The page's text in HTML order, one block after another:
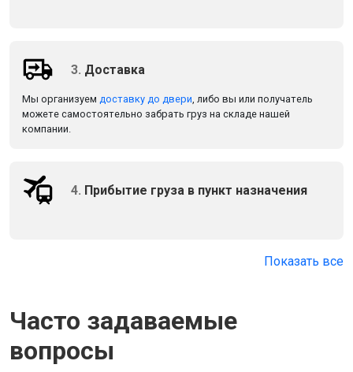
3. Доставка
Мы организуем доставку до двери, либо вы или получатель
можете самостоятельно забрать груз на складе нашей
компании.
4. Прибытие груза в пункт назначения
Показать все
Часто задаваемые
вопросы